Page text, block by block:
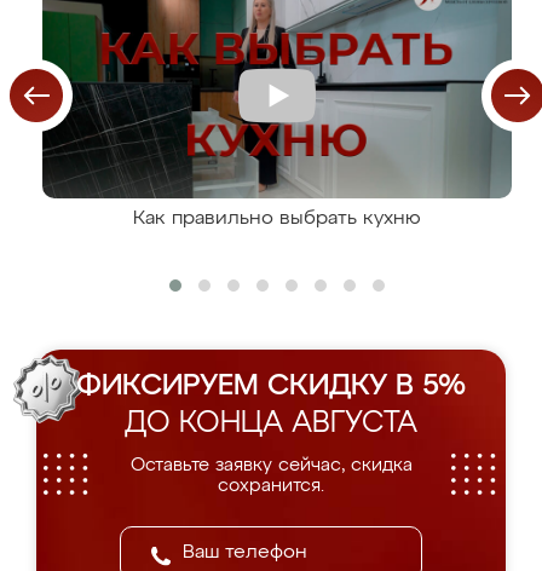
Как правильно выбрать кухню
ФИКСИРУЕМ СКИДКУ В 5%
ДО КОНЦА АВГУСТА
Оставьте заявку сейчас, скидка
сохранится.